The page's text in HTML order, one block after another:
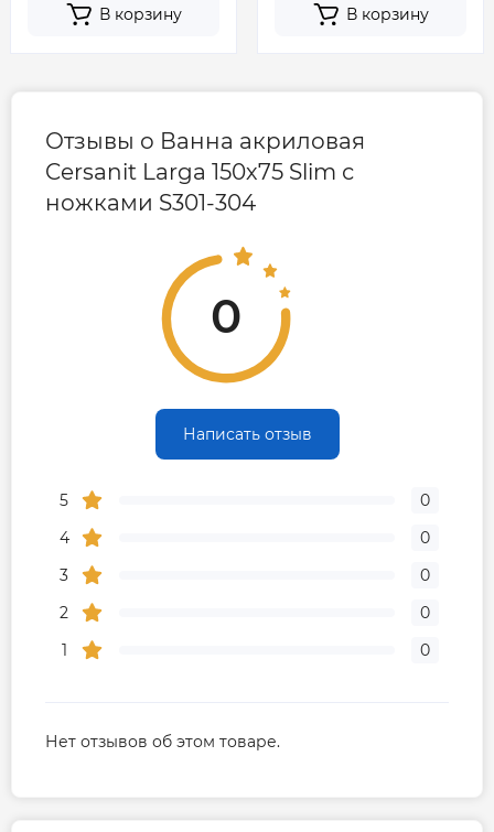
В корзину В корзину
Отзывы о Ванна акриловая
Cersanit Larga 150х75 Slim с
ножками S301-304
0
Написать отзыв
5
0
4
0
3
0
2
0
1
0
Нет отзывов об этом товаре.